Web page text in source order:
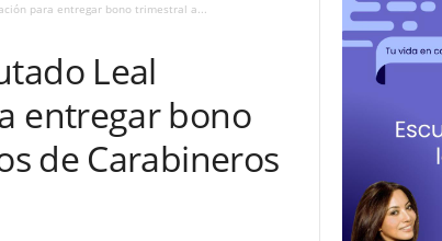
para entregar bono trimestral a...
Leal
entregar bono
de Carabineros